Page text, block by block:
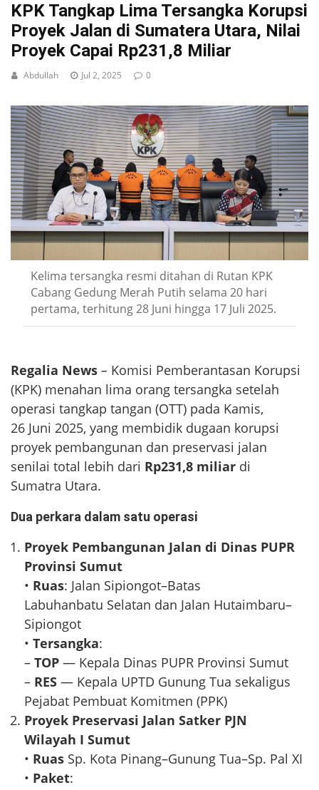
KPK Tangkap Lima Tersangka Korupsi
Proyek Jalan di Sumatera Utara, Nilai
Proyek Capai Rp231,8 Miliar
Abdullah Jul 2, 2025 0
Kelima tersangka resmi ditahan di Rutan KPK
Cabang Gedung Merah Putih selama 20 hari
pertama, terhitung 28 Juni hingga 17 Juli 2025.
Regalia News – Komisi Pemberantasan Korupsi
(KPK) menahan lima orang tersangka setelah
operasi tangkap tangan (OTT) pada Kamis,
26 Juni 2025, yang membidik dugaan korupsi
proyek pembangunan dan preservasi jalan
senilai total lebih dari Rp231,8 miliar di
Sumatra Utara.
Dua perkara dalam satu operasi
Proyek Pembangunan Jalan di Dinas PUPR
Provinsi Sumut
• Ruas: Jalan Sipiongot–Batas
Labuhanbatu Selatan dan Jalan Hutaimbaru–
Sipiongot
• Tersangka:
– TOP — Kepala Dinas PUPR Provinsi Sumut
– RES — Kepala UPTD Gunung Tua sekaligus
Pejabat Pembuat Komitmen (PPK)
Proyek Preservasi Jalan Satker PJN
Wilayah I Sumut
• Ruas Sp. Kota Pinang–Gunung Tua–Sp. Pal XI
• Paket: